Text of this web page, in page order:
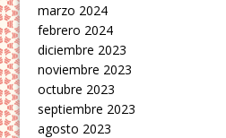
marzo 2024
febrero 2024
diciembre 2023
noviembre 2023
octubre 2023
septiembre 2023
agosto 2023